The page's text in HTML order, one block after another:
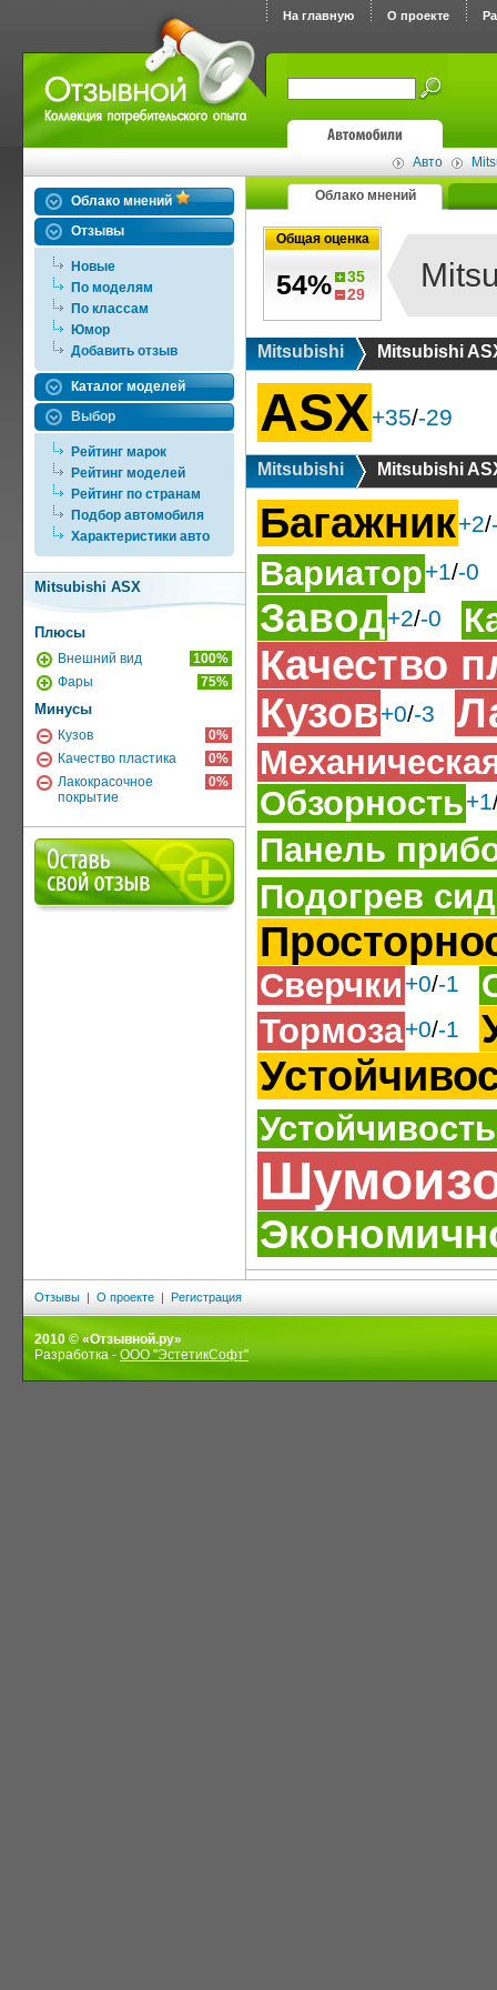
На главную О проекте
Авто
Облако мнений
Отзывы
Новые
По моделям
По классам
Юмор
Добавить отзыв
Каталог моделей
Выбор
Рейтинг марок
Рейтинг моделей
Рейтинг по странам
Подбор автомобиля
Характеристики авто
Mitsubishi ASX
Плюсы
Внешний вид
100%
Фары
75%
Минусы
Кузов
0%
Качество пластика
0%
Лакокрасочное
покрытие
0%
Облако мнений
Общая оценка
54%
35
29
Mitsubishi Mitsubishi
ASX+35/-29
Mitsubishi Mitsubishi
Багажник+2/
Вариатор+1/-0
Завод+2/-0
Качество
Кузов+0/-3
Обзорность+1
Панель
Подогрев
Сверчки +0/-1
Тормоза+0/-1
Отзывы | О проекте | Регистрация
2010 © «Отзывной.ру»
Разработка - ООО "ЭстетикСофт"